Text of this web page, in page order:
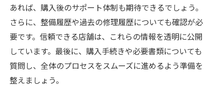
あれば、購入後のサポート体制も期待できるでしょう。
さらに、整備履歴や過去の修理履歴についても確認が必
要です。信頼できる店舗は、これらの情報を透明に公開
しています。最後に、購入手続きや必要書類についても
質問し、全体のプロセスをスムーズに進めるよう準備を
整えましょう。